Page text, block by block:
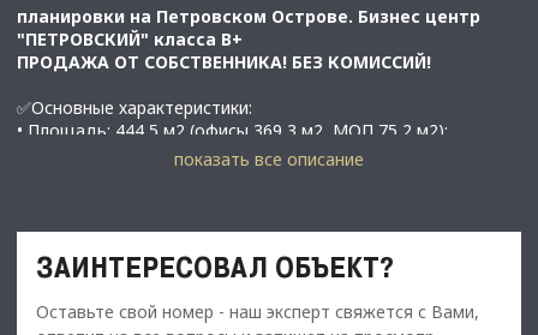
планировки на Петровском Острове. Бизнес центр
"ПЕТРОВСКИЙ" класса В+
​​​​​​​ПРОДАЖА ОТ СОБСТВЕННИКА! БЕЗ КОМИССИЙ!
✅Основные характеристики:
• Площадь: 444,5 м2 (офисы 369,3 м2, МОП 75,2 м2);
• Мощность электросети: 25 кВт;
• Цена продажи - 133 350 000 рублей;
показать все описание
ЗАИНТЕРЕСОВАЛ ОБЪЕКТ?
Оставьте свой номер - наш эксперт свяжется с Вами,